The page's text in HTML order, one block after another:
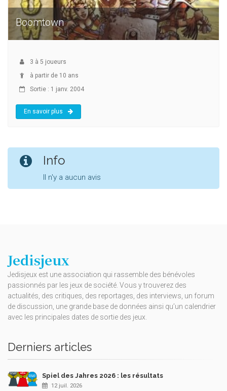
Boomtown
3 à 5 joueurs
à partir de 10 ans
Sortie : 1 janv. 2004
En savoir plus
Info
Il n'y a aucun avis
Jedisjeux
Jedisjeux est une association qui rassemble des bénévoles
passionnés par les jeux de société. Vous y trouverez des
actualités, des critiques, des reportages, des interviews, un forum
de discussion, une grande base de données ainsi qu’un calendrier
avec les principales dates de sortie des jeux.
Derniers articles
Spiel des Jahres 2026 : les résultats
12 juil. 2026